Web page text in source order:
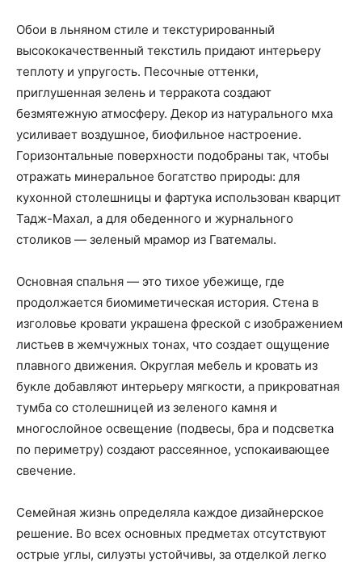
Обои в льняном стиле и текстурированный
высококачественный текстиль придают интерьеру
теплоту и упругость. Песочные оттенки,
приглушенная зелень и терракота создают
безмятежную атмосферу. Декор из натурального мха
усиливает воздушное, биофильное настроение.
Горизонтальные поверхности подобраны так, чтобы
отражать минеральное богатство природы: для
кухонной столешницы и фартука использован кварцит
Тадж-Махал, а для обеденного и журнального
столиков — зеленый мрамор из Гватемалы.
Основная спальня — это тихое убежище, где
продолжается биомиметическая история. Стена в
изголовье кровати украшена фреской с изображением
листьев в жемчужных тонах, что создает ощущение
плавного движения. Округлая мебель и кровать из
букле добавляют интерьеру мягкости, а прикроватная
тумба со столешницей из зеленого камня и
многослойное освещение (подвесы, бра и подсветка
по периметру) создают рассеянное, успокаивающее
свечение.
Семейная жизнь определяла каждое дизайнерское
решение. Во всех основных предметах отсутствуют
острые углы, силуэты устойчивы, за отделкой легко